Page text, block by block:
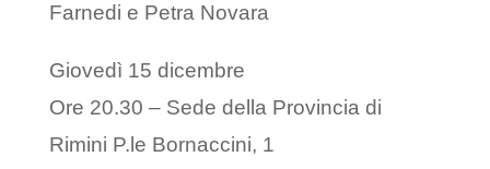
Farnedi e Petra Novara
Giovedì 15 dicembre
Ore 20.30 – Sede della Provincia di
Rimini P.le Bornaccini, 1